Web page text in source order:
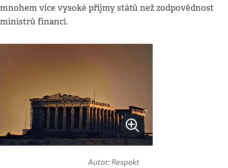
mnohem více vysoké příjmy států než zodpovědnost
ministrů financí.
Autor: Respekt